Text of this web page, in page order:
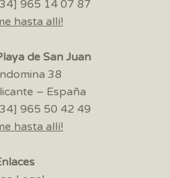
965 14 07 87
hasta allí!
de San Juan
38
– España
965 50 42 49
hasta allí!